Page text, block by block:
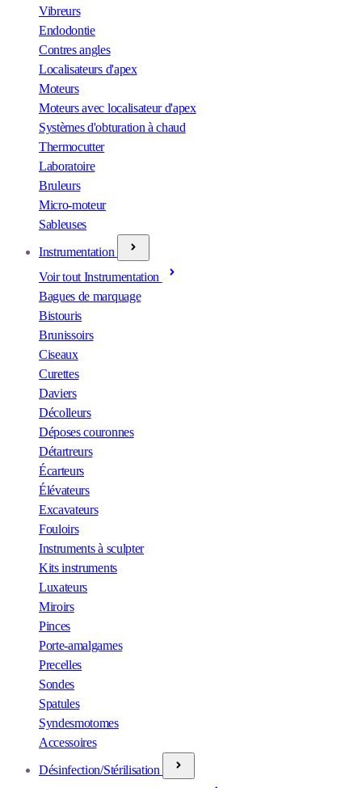
Vibreurs
Endodontie
Contres angles
Localisateurs d'apex
Moteurs
Moteurs avec localisateur d'apex
Systèmes d'obturation à chaud
Thermocutter
Laboratoire
Bruleurs
Micro-moteur
Sableuses
Instrumentation
Voir tout Instrumentation
Bagues de marquage
Bistouris
Brunissoirs
Ciseaux
Curettes
Daviers
Décolleurs
Déposes couronnes
Détartreurs
Écarteurs
Élévateurs
Excavateurs
Fouloirs
Instruments à sculpter
Kits instruments
Luxateurs
Miroirs
Pinces
Porte-amalgames
Precelles
Sondes
Spatules
Syndesmotomes
Accessoires
Désinfection/Stérilisation